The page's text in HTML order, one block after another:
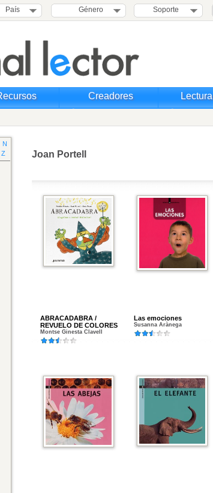
País Género Soporte
Creadores Lectura
N
Z Joan Portell
ABRACADABRA /
REVUELO DE COLORES
Montse Ginesta Clavell
Las emociones
Susanna Arànega